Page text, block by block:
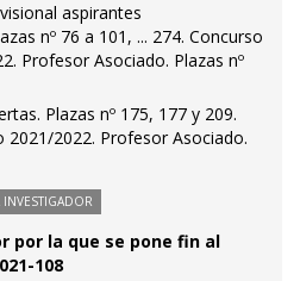
aspirantes
nº 76 a 101, ... 274. Concurso
Profesor Asociado. Plazas nº
Plazas nº 175, 177 y 209.
2021/2022. Profesor Asociado.
por la que se pone fin al
108